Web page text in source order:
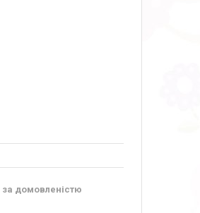
за домовленістю